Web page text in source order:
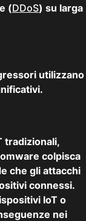
(DDoS) su larga
utilizzano
tradizionali,
colpisca
che gli attacchi
connessi.
IoT o
nei